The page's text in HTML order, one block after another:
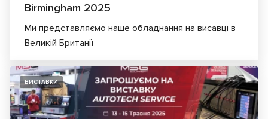
Birmingham 2025
Ми представляємо наше обладнання на висавці в
Великій Британії
ВИСТАВКИ